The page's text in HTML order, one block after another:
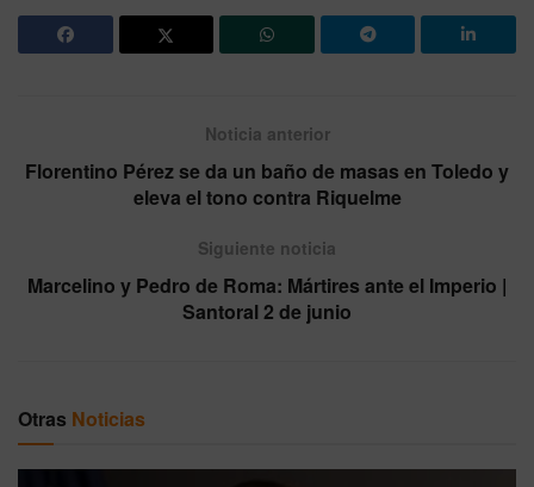
Noticia anterior
Florentino Pérez se da un baño de masas en Toledo y
eleva el tono contra Riquelme
Siguiente noticia
Marcelino y Pedro de Roma: Mártires ante el Imperio |
Santoral 2 de junio
Otras Noticias